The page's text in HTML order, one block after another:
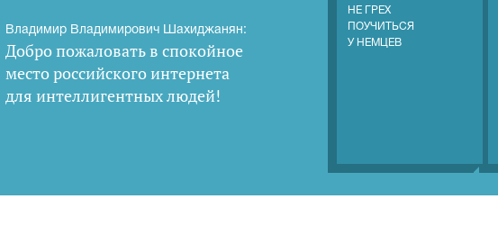
Владимир Владимирович Шахиджанян:
Добро пожаловать в спокойное
место российского интернета
для интеллигентных людей!
НЕ ГРЕХ
ПОУЧИТЬСЯ
У НЕМЦЕВ